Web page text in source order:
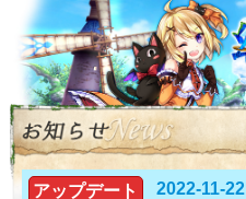
アップデート 2022-11-22